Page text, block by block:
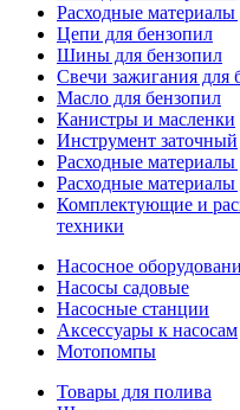
Расходные
Цепи для бензопил
Шины для бензопил
Свечи зажигания для
Масло для бензопил
Канистры и масленки
Инструмент заточный
Расходные материалы
Расходные материалы
Комплектующие и
техники
Насосное
Насосы садовые
Насосные станции
Аксессуары к насосам
Мотопомпы
Товары для полива